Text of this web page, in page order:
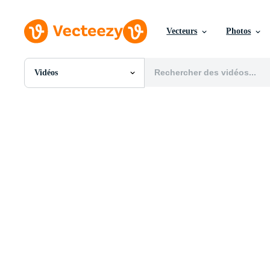
Vecteurs Photos
Vidéos
Toutes Images